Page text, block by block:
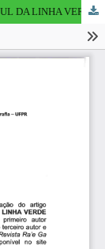
IMPACTO AMBIENTAL SONORO NO TRECHO SUL DA LINHA VERDE NA CIDADE DE CURITIBA, PARANÁ, BRASIL